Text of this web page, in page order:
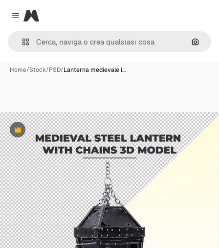
Close menu
Magnific
Cerca
Home/Stock/PSD/Lanterna medievale i…
Premium